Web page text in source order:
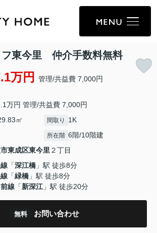
フ東今里 仲介手数料無料
万円 管理/共益費 7,000円
万円 管理/共益費 7,000円
㎡ 間取り 1K
所在階 6階/10階建
東成区東今里 ２丁目
「深江橋 」駅 徒歩8分
「緑橋 」駅 徒歩8分
線 「新深江 」駅 徒歩20分
無料 お問い合わせ